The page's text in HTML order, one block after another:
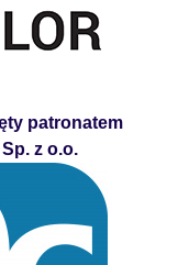
patronatem
z o.o.